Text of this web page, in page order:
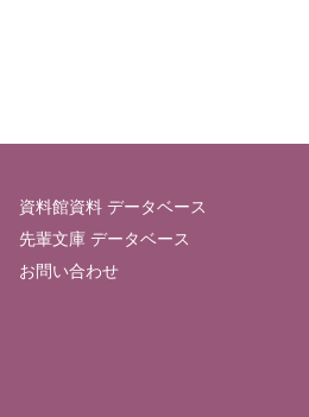
資料館資料 データベース
先輩文庫 データベース
お問い合わせ